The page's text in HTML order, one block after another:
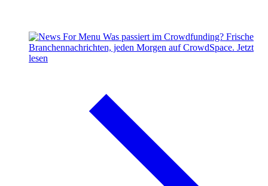
Was passiert im Crowdfunding? Frische
Branchennachrichten, jeden Morgen auf CrowdSpace. Jetzt
lesen